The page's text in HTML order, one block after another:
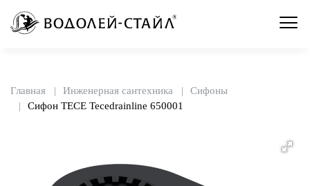
Главная Инженерная сантехника
Сифоны
Сифон TECE Tecedrainline 650001